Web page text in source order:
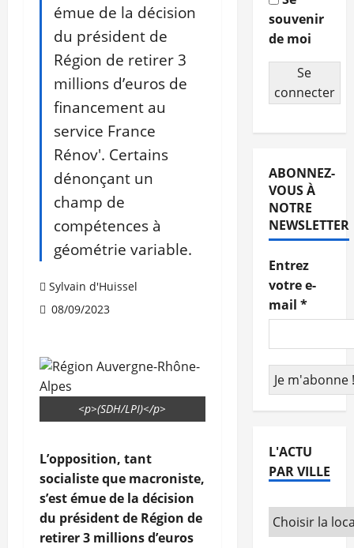
émue de la décision
du président de
Région de retirer 3
millions d’euros de
financement au
service France
Rénov'. Certains
dénonçant un
champ de
compétences à
géométrie variable.
Sylvain d'Huissel
08/09/2023
<p>(SDH/LPI)</p>
L’opposition, tant
socialiste que macroniste,
s’est émue de la décision
du président de Région de
retirer 3 millions d’euros
souvenir
de moi
Se
connecter
ABONNEZ-
VOUS À
NOTRE
NEWSLETTER
Entrez
votre e-
mail *
L'ACTU
PAR VILLE